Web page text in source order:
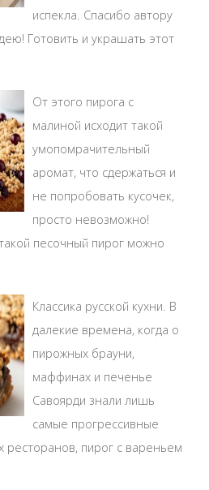
испекла. Спасибо автору
Готовить и украшать этот
От этого пирога с
малиной исходит такой
умопомрачительный
аромат, что сдержаться и
не попробовать кусочек,
просто невозможно!
песочный пирог можно
Классика русской кухни. В
далекие времена, когда о
пирожных брауни,
маффинах и печенье
Савоярди знали лишь
самые прогрессивные
пирог с вареньем